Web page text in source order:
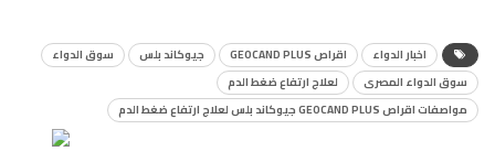
اخبار الدواء اقراص GEOCAND PLUS جيوكاند بلس
سوق الدواء
سوق الدواء المصرى
لعلاج ارتفاع ضغط الدم
مواصفات اقراص GEOCAND PLUS جيوكاند بلس لعلاج ارتفاع ضغط الدم